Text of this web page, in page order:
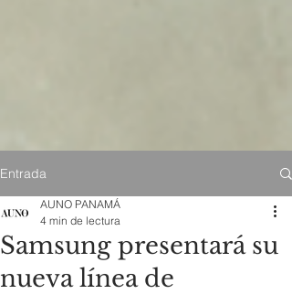
Entrada
Samsung presentará su
nueva línea de
AUNO PANAMÁ
4 min de lectura